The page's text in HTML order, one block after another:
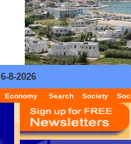
6-8-2026
Economy Search Society